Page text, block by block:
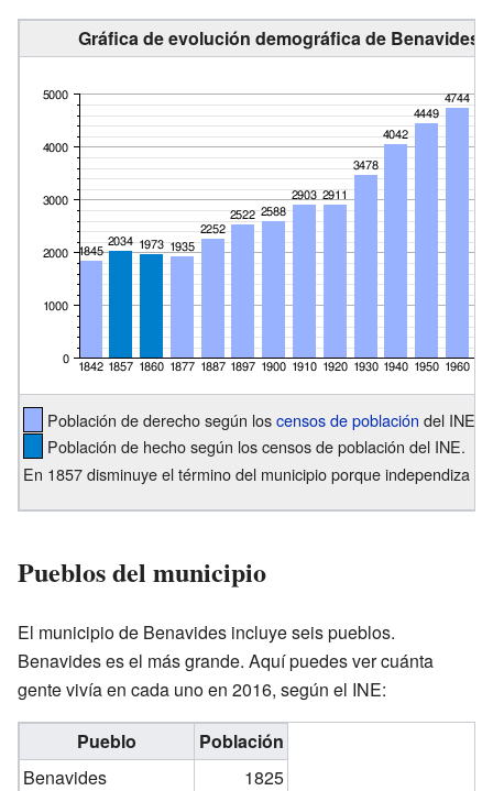
Gráfica de evolución demográfica de Benavides
Población de derecho según loscensos de población del INE.
Población de hecho según los censos de población del INE.
En 1857 disminuye el término del municipio porque independiza a
Pueblos del municipio
El municipio de Benavides incluye seis pueblos.
Benavides es el más grande. Aquí puedes ver cuánta
gente vivía en cada uno en 2016, según el INE:
Pueblo
Población
Benavides
1825